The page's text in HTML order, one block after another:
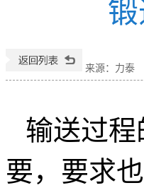
来源：力泰
输送过
要，要求